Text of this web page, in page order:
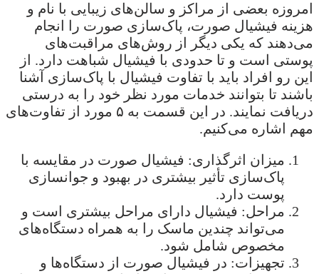
امروزه بعضی از مراکز و سالن‌های زیبایی با نام و
هزینه فیشیال صورت، پاک‌سازی صورت را انجام
می‌دهند که یکی دیگر از روش‌های مراقبت‌های
پوستی است و تا حدودی با فیشیال شباهت دارد. از
این رو افراد باید با تفاوت فیشیال با پاک‌سازی آشنا
باشند تا بتوانند خدمات مورد نظر خود را به درستی
دریافت نمایند. در این قسمت به ۵ مورد از تفاوت‌های
مهم اشاره می‌کنیم.
میزان اثرگذاری: فیشیال صورت در مقایسه با
پاک‌سازی تأثیر بیشتری در بهبود و جوانسازی
پوست دارد.
مراحل: فیشیال دارای مراحل بیشتری است و
می‌تواند چندین ماسک را به همراه دستگاه‌های
مخصوص شامل شود.
تجهیزات: در فیشیال صورت از دستگاه‌ها و